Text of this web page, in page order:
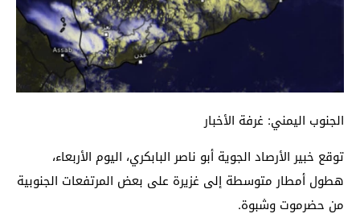
الجنوب اليمني: غرفة الأخبار
توقع خبير الأرصاد الجوية أبو ناصر البابكري، اليوم الأربعاء،
هطول أمطار متوسطة إلى غزيرة على بعض المرتفعات الجنوبية
من حضرموت وشبوة.